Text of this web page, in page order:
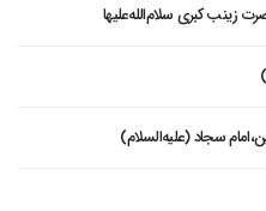
زینب کبری سلام‌الله‌علیها
سجاد (علیه‌السلام)